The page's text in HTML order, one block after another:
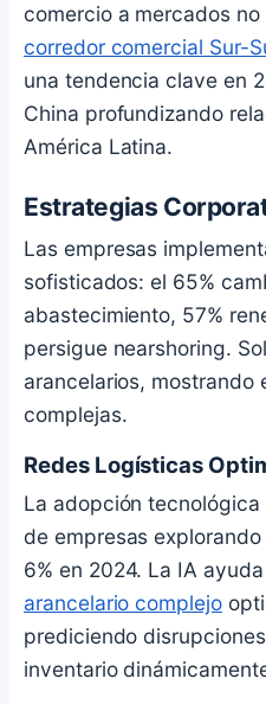
comercio a mercados
corredor comercial Sur-
una tendencia clave en
China profundizando
América Latina.
Estrategias
Las empresas
sofisticados: el 65%
abastecimiento, 57%
persigue nearshoring.
arancelarios, mostrando
complejas.
Redes Logísticas
La adopción
de empresas
6% en 2024. La IA
arancelario complejo
prediciendo
inventario